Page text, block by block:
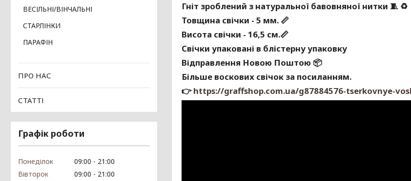
Гніт зроблений з натуральної бавовняної нитки 🧵 ♻
Товщина свічки - 5 мм. 📏
Висота свічки - 16,5 см.📏
Свічки упаковані в блістерну упаковку
Відправлення Новою Поштою 📦
Більше воскових свічок за посиланням.
👉https://graffshop.com.ua/g87884576-tserkovnye-
ВЕСІЛЬНІ/ВІНЧАЛЬНІ
СТАРЛІНКИ
ПАРАФІН
ПРО НАС
СТАТТІ
Графік роботи
Понеділок 09:00
21:00
Вівторок
09:00
21:00